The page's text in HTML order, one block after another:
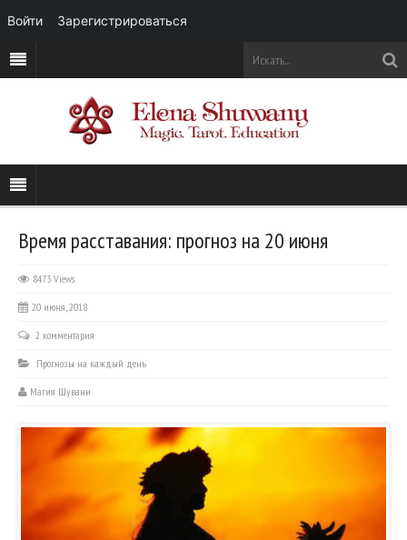
Время расставания: прогноз на 20 июня
8473 Views
20 июня, 2018
2 комментария
Прогнозы на каждый день
Магия Шувани
Войти Зарегистрироваться